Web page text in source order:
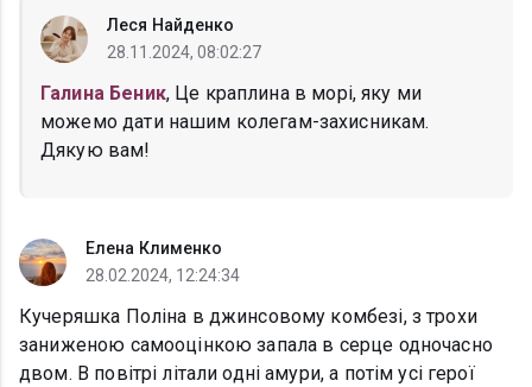
Леся Найденко
28.11.2024, 08:02:27
Галина Беник, Це краплина в морі, яку ми
можемо дати нашим колегам-захисникам.
Дякую вам!
Елена Клименко
28.02.2024, 12:24:34
Кучеряшка Поліна в джинсовому комбезі, з трохи
заниженою самооцінкою запала в серце одночасно
двом. В повітрі літали одні амури, а потім усі герої